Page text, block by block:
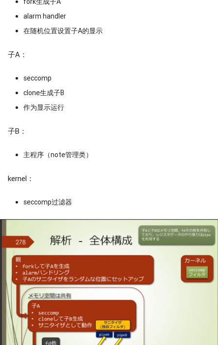
alarm handler
在随机位置设置子A的显示
子A：
seccomp
clone生成子B
作为显示运行
子B：
主程序（note管理类）
kernel：
seccomp过滤器